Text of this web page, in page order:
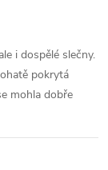
i dospělé slečny.
pokrytá
mohla dobře